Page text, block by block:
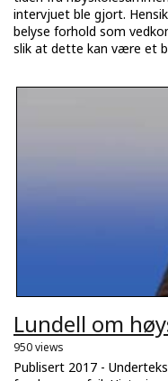
intervjuet ble gjort.
belyse forhold som
slik at dette kan være et
Lundell om
950 views
Publisert 2017 -